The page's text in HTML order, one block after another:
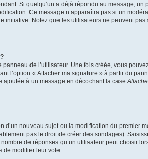
Si quelqu’un a déjà répondu au message, un
Ce message n’apparaîtra pas si un
initiative. Notez que les utilisateurs ne peuvent
de l’utilisateur. Une fois créée, vous
l’option « Attacher ma signature » à partir du
ajoutée à un message en décochant la case
d’un nouveau sujet ou la modification du premier
pas le droit de créer des sondages).
de réponses qu’un utilisateur peut choisir
de modifier leur vote.